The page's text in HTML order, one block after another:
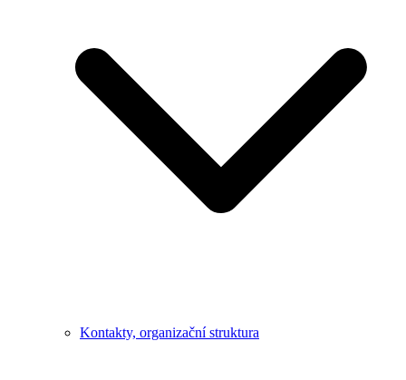
Kontakty, organizační struktura